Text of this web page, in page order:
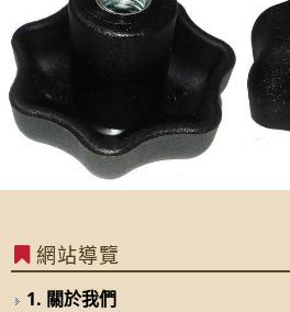
網站導覽
1. 關於我們